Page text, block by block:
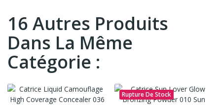
16 Autres Produits
Dans La Même
Catégorie :
Rupture De Stock